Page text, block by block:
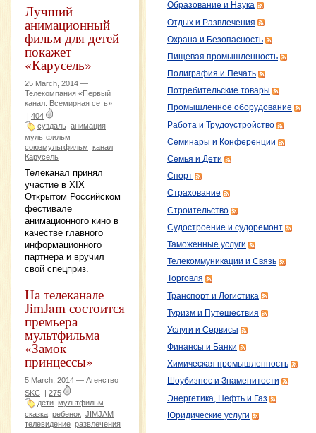
Лучший
анимационный
фильм для детей
покажет
«Карусель»
25 March, 2014 —
Телекомпания «Первый
канал. Всемирная сеть»
| 404
суздаль анимация
мультфильм
союзмультфильм канал
Карусель
Телеканал принял
участие в XIX
Открытом Российском
фестивале
анимационного кино в
качестве главного
информационного
партнера и вручил
свой спецприз.
На телеканале
JimJam состоится
премьера
мультфильма
«Замок
принцессы»
5 March, 2014 — Агенство
SKC
275
дети мультфильм
сказка ребенок JIMJAM
телевидение развлечения
Образование и Наука
Отдых и Развлечения
Охрана и Безопасность
Пищевая промышленность
Полиграфия и Печать
Потребительские товары
Промышленное оборудование
Работа и Трудоустройство
Семинары и Конференции
Семья и Дети
Спорт
Страхование
Строительство
Судостроение и судоремонт
Таможенные услуги
Телекоммуникации и Связь
Торговля
Транспорт и Логистика
Туризм и Путешествия
Услуги и Сервисы
Финансы и Банки
Химическая промышленность
Шоубизнес и Знаменитости
Энергетика, Нефть и Газ
Юридические услуги